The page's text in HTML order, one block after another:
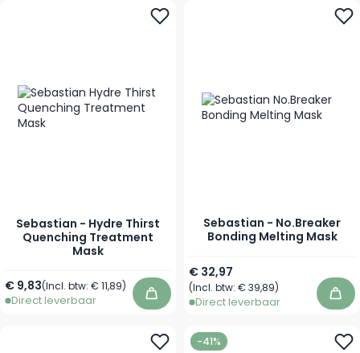
Sebastian - Hydre Thirst
Quenching Treatment
Mask
Vanaf
€ 9,83(Incl. btw: € 11,89)
Direct leverbaar In winkelwagen
Sebastian - No.Breaker
Bonding Melting Mask
Vanaf
€ 32,97
(Incl. btw: € 39,89)
Direct leverbaar In
-41%